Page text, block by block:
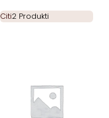
Citi2 Produkti